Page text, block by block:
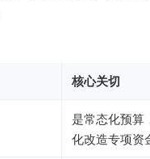
核心关切
是常态化预算
化改造专项资